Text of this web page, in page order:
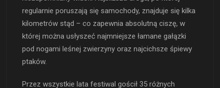
regularnie poruszają się samochody, znajduje się kilka
kilometrów stąd – co zapewnia absolutną ciszę, w
której można usłyszeć najmniejsze łamane gałązki
pod nogami leśnej zwierzyny oraz najcichsze śpiewy
ptaków.
Przez wszystkie lata festiwal gościł 35 różnych